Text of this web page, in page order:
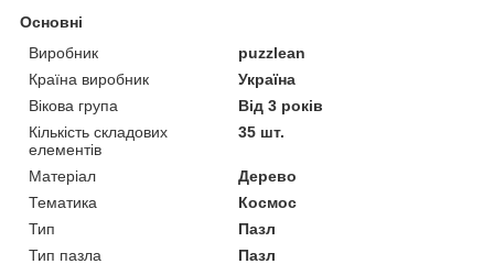
Основні
Виробник
puzzlean
Країна виробник
Україна
Вікова група
Від 3 років
Кількість складових
елементів
35 шт.
Матеріал
Дерево
Тематика
Космос
Тип
Пазл
Тип пазла
Пазл